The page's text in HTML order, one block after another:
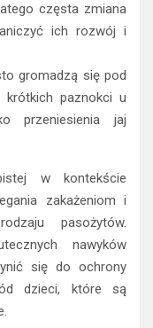
częsta zmiana
ich rozwój i
gromadzą się pod
krótkich paznokci u
przeniesienia jaj
w kontekście
zakażeniom i
pasożytów.
nawyków
się do ochrony
dzieci, które są